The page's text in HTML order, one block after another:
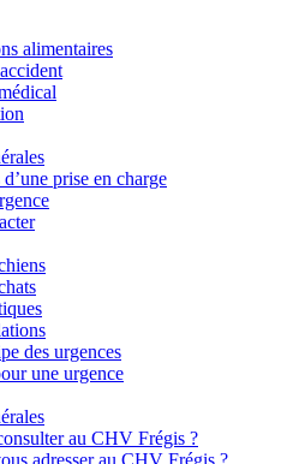
alimentaires
prise en charge
des urgences
une urgence
au CHV Frégis ?
adresser au CHV Frégis ?